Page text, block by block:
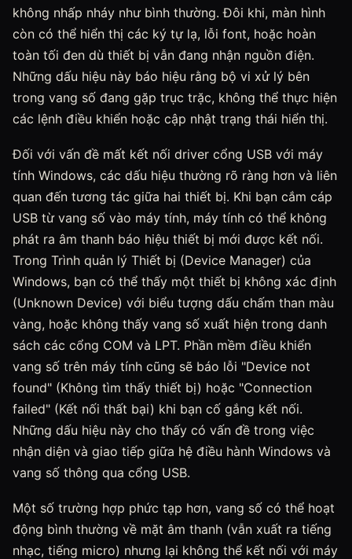
không nhấp nháy như bình thường. Đôi khi, màn hình
còn có thể hiển thị các ký tự lạ, lỗi font, hoặc hoàn
toàn tối đen dù thiết bị vẫn đang nhận nguồn điện.
Những dấu hiệu này báo hiệu rằng bộ vi xử lý bên
trong vang số đang gặp trục trặc, không thể thực hiện
các lệnh điều khiển hoặc cập nhật trạng thái hiển thị.
Đối với vấn đề mất kết nối driver cổng USB với máy
tính Windows, các dấu hiệu thường rõ ràng hơn và liên
quan đến tương tác giữa hai thiết bị. Khi bạn cắm cáp
USB từ vang số vào máy tính, máy tính có thể không
phát ra âm thanh báo hiệu thiết bị mới được kết nối.
Trong Trình quản lý Thiết bị (Device Manager) của
Windows, bạn có thể thấy một thiết bị không xác định
(Unknown Device) với biểu tượng dấu chấm than màu
vàng, hoặc không thấy vang số xuất hiện trong danh
sách các cổng COM và LPT. Phần mềm điều khiển
vang số trên máy tính cũng sẽ báo lỗi "Device not
found" (Không tìm thấy thiết bị) hoặc "Connection
failed" (Kết nối thất bại) khi bạn cố gắng kết nối.
Những dấu hiệu này cho thấy có vấn đề trong việc
nhận diện và giao tiếp giữa hệ điều hành Windows và
vang số thông qua cổng USB.
Một số trường hợp phức tạp hơn, vang số có thể hoạt
động bình thường về mặt âm thanh (vẫn xuất ra tiếng
nhạc, tiếng micro) nhưng lại không thể kết nối với máy